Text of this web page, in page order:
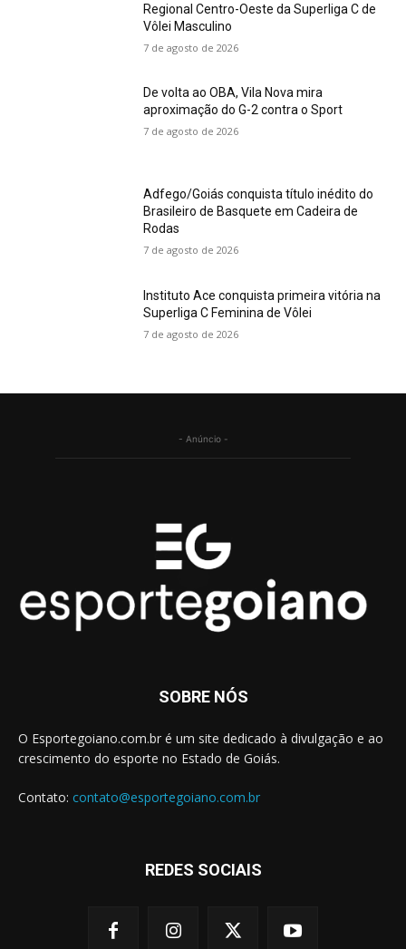
Regional Centro-Oeste da Superliga C de
Vôlei Masculino
7 de agosto de 2026
De volta ao OBA, Vila Nova mira
aproximação do G-2 contra o Sport
7 de agosto de 2026
Adfego/Goiás conquista título inédito do
Brasileiro de Basquete em Cadeira de
Rodas
7 de agosto de 2026
Instituto Ace conquista primeira vitória na
Superliga C Feminina de Vôlei
7 de agosto de 2026
- Anúncio -
SOBRE NÓS
O Esportegoiano.com.br é um site dedicado à divulgação e ao
crescimento do esporte no Estado de Goiás.
Contato: contato@esportegoiano.com.br
REDES SOCIAIS